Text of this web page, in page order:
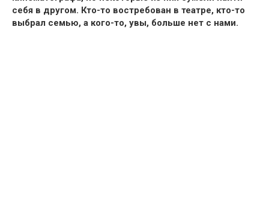
себя в другом. Кто-то востребован в театре, кто-то
выбрал семью, а кого-то, увы, больше нет с нами.